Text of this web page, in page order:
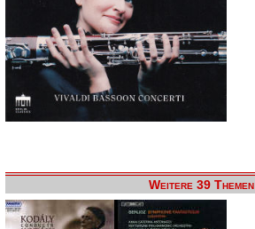
Weitere 39 Themen